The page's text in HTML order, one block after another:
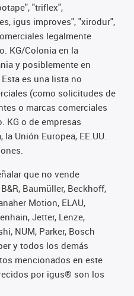
"triflex",
igus improves", "xirodur",
legalmente
KG/Colonia en la
y posiblemente en
es una lista no
(como solicitudes de
o marcas comerciales
KG o de empresas
Unión Europea, EE.UU.
que no vende
Baumüller, Beckhoff,
Motion, ELAU,
Jetter, Lenze,
NUM, Parker, Bosch
y todos los demás
mencionados en este
por igus® son los